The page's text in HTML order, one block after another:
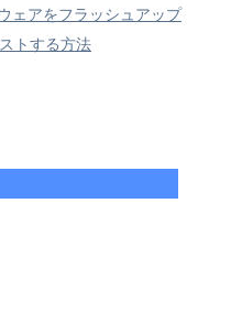
ェアをフラッシュアップ
トする方法